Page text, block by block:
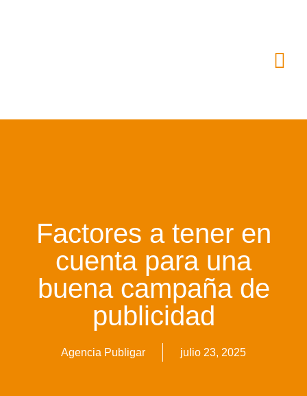
Factores a tener en
cuenta para una
buena campaña de
publicidad
Agencia Publigar julio 23, 2025